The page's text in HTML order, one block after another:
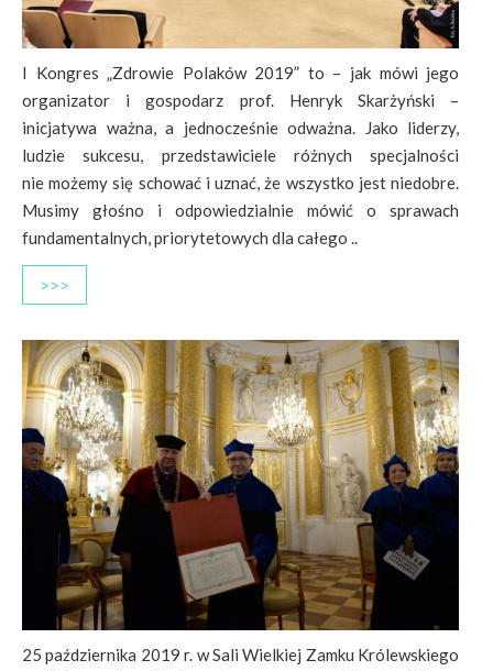
I Kongres „Zdrowie Polaków 2019” to – jak mówi jego
organizator i gospodarz prof. Henryk Skarżyński –
inicjatywa ważna, a jednocześnie odważna. Jako liderzy,
ludzie sukcesu, przedstawiciele różnych specjalności
nie możemy się schować i uznać, że wszystko jest niedobre.
Musimy głośno i odpowiedzialnie mówić o sprawach
fundamentalnych, priorytetowych dla całego ..
>>>
25 października 2019 r. w Sali Wielkiej Zamku Królewskiego